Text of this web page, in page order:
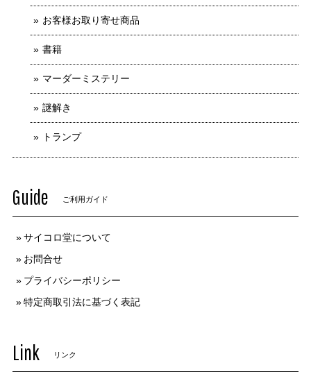
お客様お取り寄せ商品
書籍
マーダーミステリー
謎解き
トランプ
Guide ご利用ガイド
サイコロ堂について
お問合せ
プライバシーポリシー
特定商取引法に基づく表記
Link リンク